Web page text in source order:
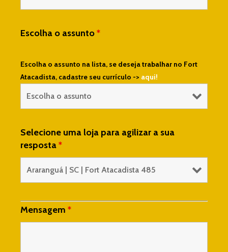
Escolha o assunto*
Escolha o assunto na lista, se deseja trabalhar no Fort
Atacadista, cadastre seu currículo -> aqui!
Selecione uma loja para agilizar a sua
resposta*
Mensagem *